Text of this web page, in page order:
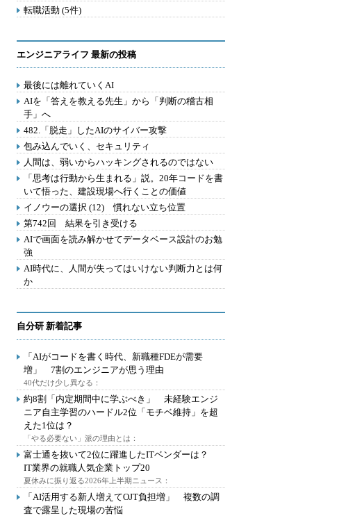
転職活動 (5件)
エンジニアライフ 最新の投稿
最後には離れていくAI
AIを「答えを教える先生」から「判断の稽古相
手」へ
482.「脱走」したAIのサイバー攻撃
包み込んでいく、セキュリティ
人間は、弱いからハッキングされるのではない
「思考は行動から生まれる」説。20年コードを書
いて悟った、建設現場へ行くことの価値
イノウーの選択 (12) 慣れない立ち位置
第742回 結果を引き受ける
AIで画面を読み解かせてデータベース設計のお勉
強
AI時代に、人間が失ってはいけない判断力とは何
か
自分研 新着記事
「AIがコードを書く時代、新職種FDEが需要
増」 7割のエンジニアが思う理由
40代だけ少し異なる：
約8割「内定期間中に学ぶべき」 未経験エンジ
ニア自主学習のハードル2位「モチベ維持」を超
えた1位は？
「やる必要ない」派の理由とは：
富士通を抜いて2位に躍進したITベンダーは？
IT業界の就職人気企業トップ20
夏休みに振り返る2026年上半期ニュース：
「AI活用する新人増えてOJT負担増」 複数の調
査で露呈した現場の苦悩